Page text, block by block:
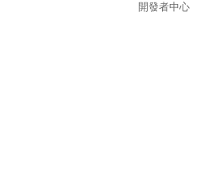
開發者中心